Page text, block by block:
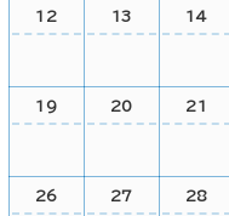
12 13 14
19 20 21
26 27 28